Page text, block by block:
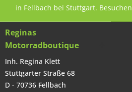
in Fellbach bei Stuttgart.
Reginas
Motorradboutique
Inh. Regina Klett
Stuttgarter Straße 68
D - 70736 Fellbach